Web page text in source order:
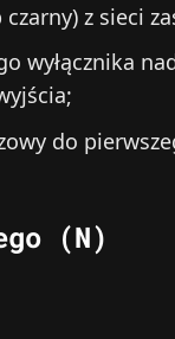
z sieci
wyłącznika
do
(N)